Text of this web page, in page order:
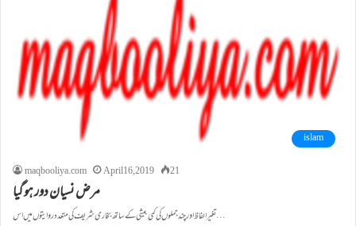
islam
maqbooliya.com
April 16, 2019 21
مرض نسیان دور ہو گیا
تغیر الفاظ اور چند جملوں کی کمی بیشی کے ساتھ بخاری شریف کی متعد د روایتوں میں اس…